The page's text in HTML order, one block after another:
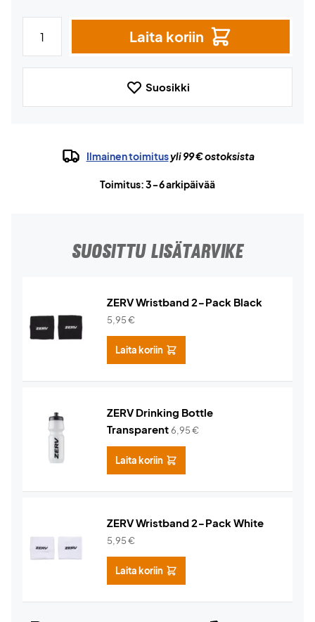
Laita koriin
Suosikki
Ilmainen toimitusyli 99 € ostoksista
Toimitus: 3-6 arkipäivää
SUOSITTU LISÄTARVIKE
ZERV Wristband 2-Pack Black
5,95€
Laita koriin
ZERV Drinking Bottle
Transparent6,95€
Laita koriin
ZERV Wristband 2-Pack White
5,95€
Laita koriin